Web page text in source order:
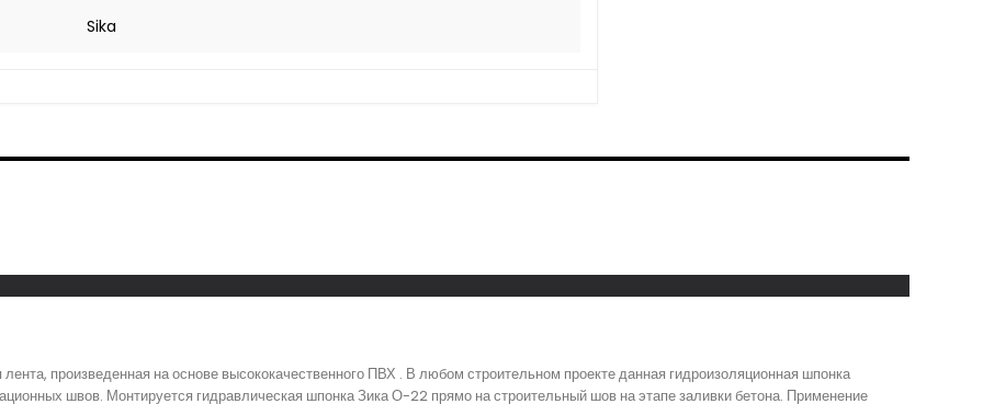
Sika
произведенная на основе высококачественного ПВХ . В любом строительном проекте данная гидроизоляционная шпонка
швов. Монтируется гидравлическая шпонка Зика О-22 прямо на строительный шов на этапе заливки бетона. Применение